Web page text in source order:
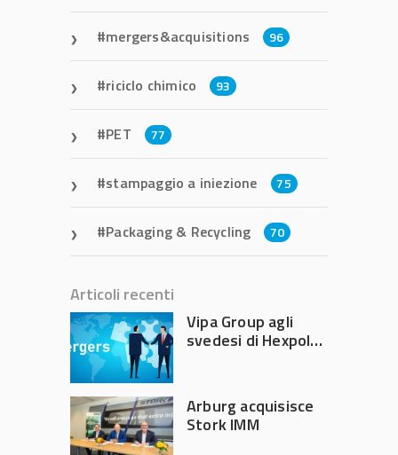
mergers&acquisitions 96
riciclo chimico 93
PET 77
stampaggio a iniezione 75
Packaging & Recycling 70
Articoli recenti
Vipa Group agli
svedesi di Hexpol
Arburg acquisisce
Stork IMM